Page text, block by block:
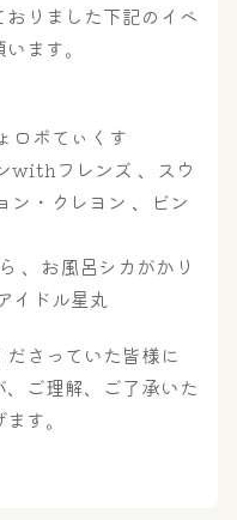
サウナ・岩盤浴
グルメ
ボディケア
りました下記のイベ
ます。
ロボてぃくす
withフレンズ 、スウ
ン・クレヨン 、ビン
、お風呂シカがかり
イドル星丸
さっていた皆様に
ご理解、ご了承いた
す。